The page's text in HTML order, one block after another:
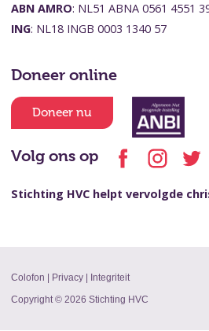
ABN AMRO: NL51 ABNA 0561 4551
ING: NL18 INGB 0003 1340 57
Doneer online
Doneer nu
Volg ons op
Stichting HVC helpt vervolgde
Colofon | Privacy| Integriteit
Copyright © 2026 Stichting HVC